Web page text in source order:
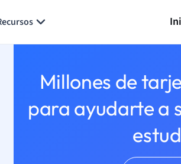
Millones de
para ayudarte a